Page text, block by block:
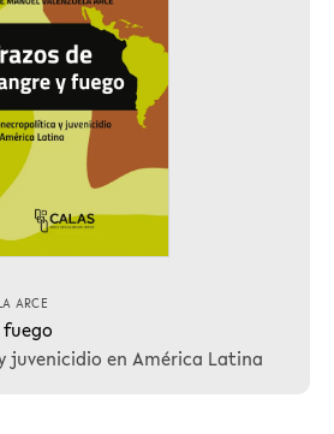
ARCE
fuego
juvenicidio en América Latina